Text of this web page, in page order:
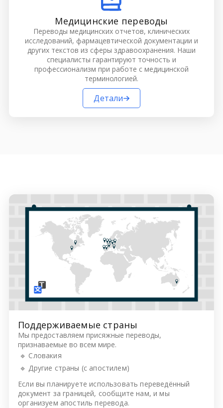
Медицинские переводы
Переводы медицинских отчетов, клинических
исследований, фармацевтической документации и
других текстов из сферы здравоохранения. Наши
специалисты гарантируют точность и
профессионализм при работе с медицинской
терминологией.
Детали
Поддерживаемые страны
Мы предоставляем присяжные переводы,
признаваемые во всем мире.
🔹 Словакия
🔹 Другие страны (с апостилем)
Если вы планируете использовать переведённый
документ за границей, сообщите нам, и мы
организуем апостиль перевода.